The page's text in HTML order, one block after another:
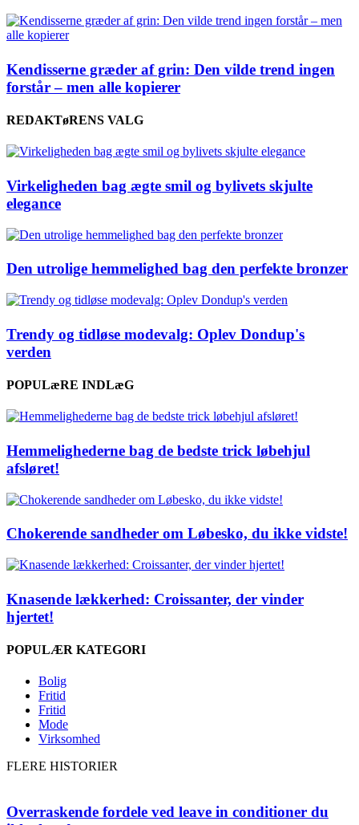
Kendisserne græder af grin: Den vilde trend ingen
forstår – men alle kopierer
REDAKTøRENS VALG
Virkeligheden bag ægte smil og bylivets skjulte
elegance
Den utrolige hemmelighed bag den perfekte bronzer
Trendy og tidløse modevalg: Oplev Dondup's
verden
POPULæRE INDLæG
Hemmelighederne bag de bedste trick løbehjul
afsløret!
Chokerende sandheder om Løbesko, du ikke vidste!
Knasende lækkerhed: Croissanter, der vinder
hjertet!
POPULÆR KATEGORI
Bolig
Fritid
Fritid
Mode
Virksomhed
FLERE HISTORIER
Overraskende fordele ved leave in conditioner du